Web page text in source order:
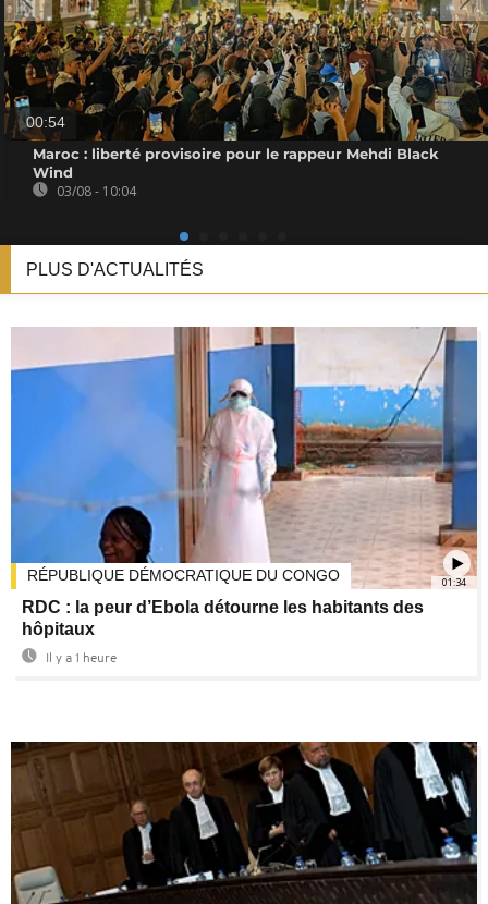
00:54
Maroc : liberté provisoire pour le rappeur Mehdi Black
Wind
03/08 - 10:04
PLUS D'ACTUALITÉS
01:34
RÉPUBLIQUE DÉMOCRATIQUE DU CONGO
RDC : la peur d’Ebola détourne les habitants des
hôpitaux
Il y a 1 heure